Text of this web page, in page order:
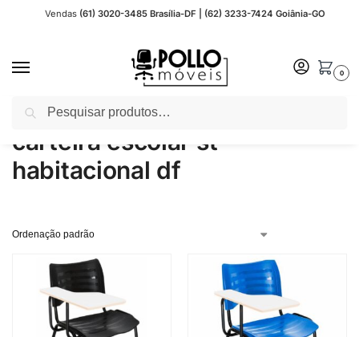
Vendas (61) 3020-3485 Brasília-DF | (62) 3233-7424 Goiânia-GO
0
Início Produtos marcados com a tag “carteira escolar st habitacional df”
carteira escolar st
habitacional df